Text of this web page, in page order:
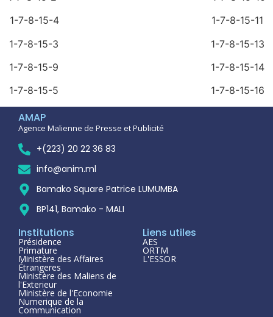
1-7-8-15-4 1-7-8-15-11
1-7-8-15-3 1-7-8-15-13
1-7-8-15-9 1-7-8-15-14
1-7-8-15-5 1-7-8-15-16
AMAP
Agence Malienne de Presse et Publicité
+(223) 20 22 36 83
info@anim.ml
Bamako Square Patrice LUMUMBA
BP141, Bamako - MALI
Institutions
Présidence
Primature
Ministère des Affaires
Étrangeres
Ministère des Maliens de
l'Exterieur
Ministère de l'Economie
Numerique de la
Communication
Liens utiles
AES
ORTM
L'ESSOR